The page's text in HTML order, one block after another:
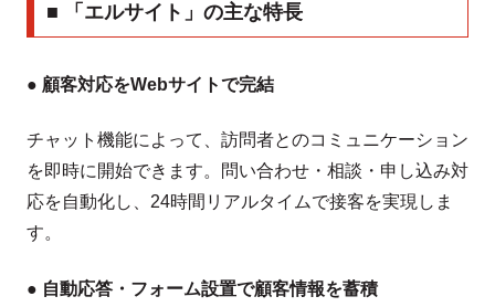
■ 「エルサイト」の主な特長
● 顧客対応をWebサイトで完結
チャット機能によって、訪問者とのコミュニケーション
を即時に開始できます。問い合わせ・相談・申し込み対
応を自動化し、24時間リアルタイムで接客を実現しま
す。
● 自動応答・フォーム設置で顧客情報を蓄積